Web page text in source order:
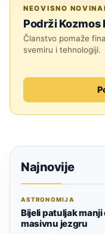
NEOVISNO
Podrži Kozmos
Članstvo pomaže
svemiru i tehnologiji.
Najnovije
ASTRONOMIJA
Bijeli patuljak
masivnu jezgru